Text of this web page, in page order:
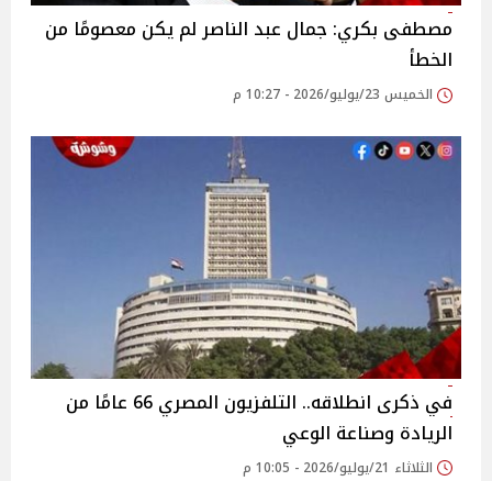
مصطفى بكري: جمال عبد الناصر لم يكن معصومًا من
الخطأ
الخميس 23/يوليو/2026 - 10:27 م
في ذكرى انطلاقه.. التلفزيون المصري 66 عامًا من
الريادة وصناعة الوعي
الثلاثاء 21/يوليو/2026 - 10:05 م